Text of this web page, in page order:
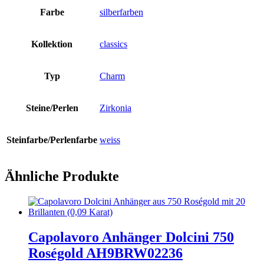
Farbe silberfarben
Kollektion classics
Typ Charm
Steine/Perlen Zirkonia
Steinfarbe/Perlenfarbe weiss
Ähnliche Produkte
Capolavoro Anhänger Dolcini 750
Roségold AH9BRW02236